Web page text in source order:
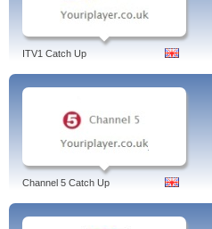
ITV1 Catch Up
Channel 5 Catch Up